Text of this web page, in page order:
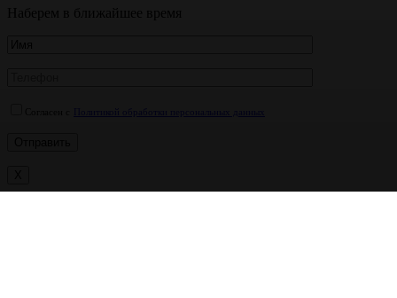
Наберем в ближайшее время